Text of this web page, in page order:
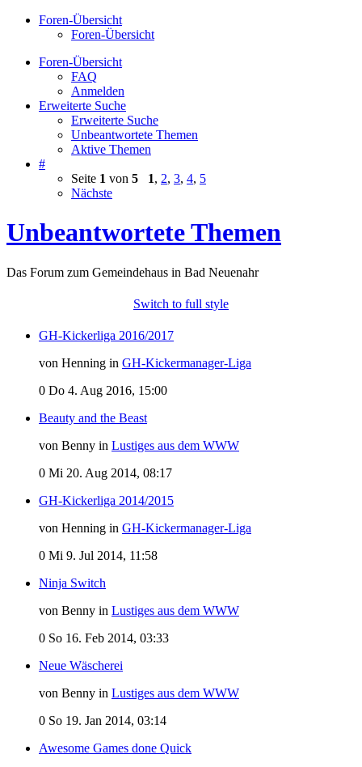
Foren-Übersicht
Foren-Übersicht
Foren-Übersicht
FAQ
Anmelden
Erweiterte Suche
Erweiterte Suche
Unbeantwortete Themen
Aktive Themen
#
Seite 1 von 5 1, 2, 3, 4, 5
Nächste
Unbeantwortete Themen
Das Forum zum Gemeindehaus in Bad Neuenahr
Switch to full style
GH-Kickerliga 2016/2017
von Henning in GH-Kickermanager-Liga
0 Do 4. Aug 2016, 15:00
Beauty and the Beast
von Benny in Lustiges aus dem WWW
0 Mi 20. Aug 2014, 08:17
GH-Kickerliga 2014/2015
von Henning in GH-Kickermanager-Liga
0 Mi 9. Jul 2014, 11:58
Ninja Switch
von Benny in Lustiges aus dem WWW
0 So 16. Feb 2014, 03:33
Neue Wäscherei
von Benny in Lustiges aus dem WWW
0 So 19. Jan 2014, 03:14
Awesome Games done Quick